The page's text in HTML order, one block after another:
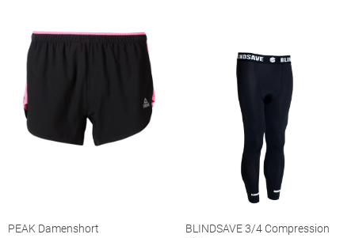
PEAK Damenshort
BLINDSAVE 3/4 Compression